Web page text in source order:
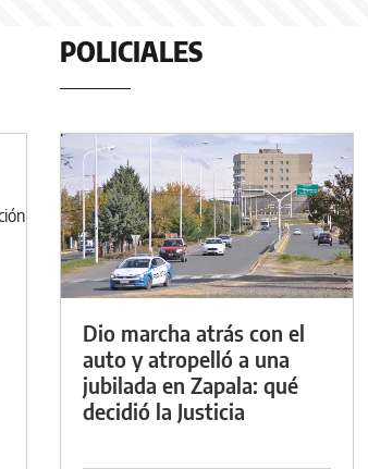
POLICIALES
Dio marcha atrás con el
auto y atropelló a una
jubilada en Zapala: qué
decidió la Justicia